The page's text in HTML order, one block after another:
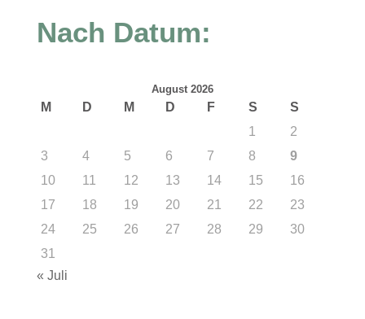
Nach Datum:
August 2026
M D M D F S
S
1
2
3
4 5 6 7 8
9
10
11 12 13 14 15
16
17
18 19 20 21 22
23
24
25 26 27 28 29
30
31
« Juli